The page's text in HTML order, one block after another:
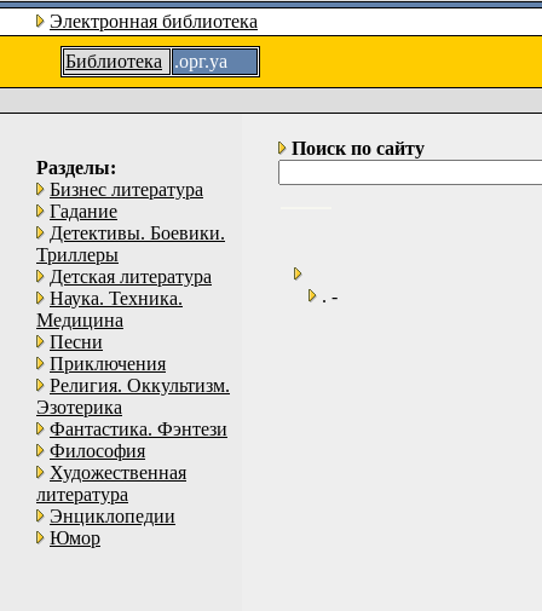
Электронная библиотека
Библиотека
.орг.уа
Разделы:
Бизнес литература
Гадание
Детективы. Боевики.
Триллеры
Детская литература
Наука. Техника.
Медицина
Песни
Приключения
Религия. Оккультизм.
Эзотерика
Фантастика. Фэнтези
Философия
Художественная
литература
Энциклопедии
Юмор
Поиск по сайту
. -